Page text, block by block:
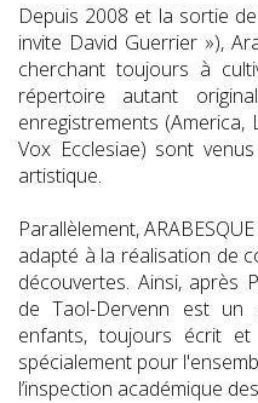
Depuis 2008 et la sortie
invite David Guerrier »),
cherchant toujours à
répertoire autant
enregistrements
Vox Ecclesiae) sont
artistique.
Parallèlement,
adapté à la réalisation de
découvertes. Ainsi, après
de Taol-Dervenn est un
enfants, toujours écrit
spécialement pour
l’inspection académique